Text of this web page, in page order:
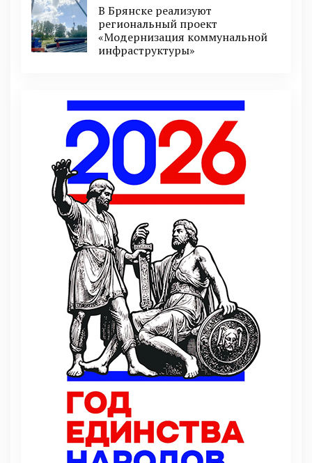
В Брянске реализуют
региональный проект
«Модернизация коммунальной
инфраструктуры»